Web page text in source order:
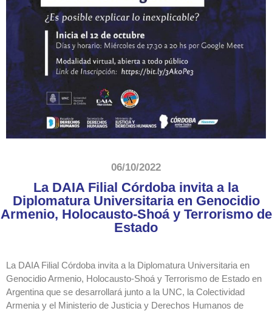
06/10/2022
La DAIA Filial Córdoba invita a la
Diplomatura Universitaria en Genocidio
Armenio, Holocausto-Shoá y Terrorismo de
Estado
La DAIA Filial Córdoba invita a la Diplomatura Universitaria en
Genocidio Armenio, Holocausto-Shoá y Terrorismo de Estado en
Argentina que se desarrollará junto a la UNC, la Colectividad
Armenia y el Ministerio de Justicia y Derechos Humanos de